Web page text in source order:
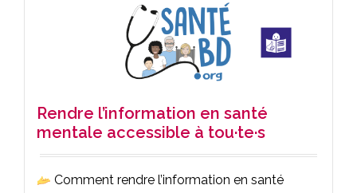
Rendre l’information en santé
mentale accessible à tou·te·s
Comment rendre l’information en santé